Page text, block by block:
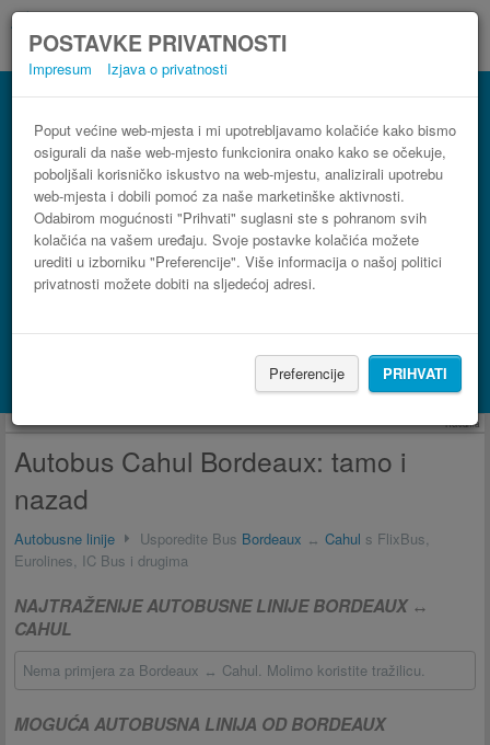
POSTAVKE PRIVATNOSTI
Impresum Izjava o privatnosti
Poput većine web-mjesta i mi upotrebljavamo kolačiće kako bismo
osigurali da naše web-mjesto funkcionira onako kako se očekuje,
poboljšali korisničko iskustvo na web-mjestu, analizirali upotrebu
web-mjesta i dobili pomoć za naše marketinške aktivnosti.
Odabirom mogućnosti "Prihvati" suglasni ste s pohranom svih
kolačića na vašem uređaju. Svoje postavke kolačića možete
urediti u izborniku "Preferencije". Više informacija o našoj politici
privatnosti možete dobiti na sljedećoj adresi.
Preferencije PRIHVATI
Autobus Bordeaux Cahul
3 koraka do najpovoljnije autobusne karte
Potraži smještaj s Booking.com
Reklama
Autobus Cahul Bordeaux: tamo i
nazad
Autobusne linije Usporedite Bus Bordeaux ↔ Cahul s FlixBus,
Eurolines, IC Bus i drugima
NAJTRAŽENIJE AUTOBUSNE LINIJE BORDEAUX ↔
CAHUL
Nema primjera za Bordeaux ↔ Cahul. Molimo koristite tražilicu.
MOGUĆA AUTOBUSNA LINIJA OD BORDEAUX